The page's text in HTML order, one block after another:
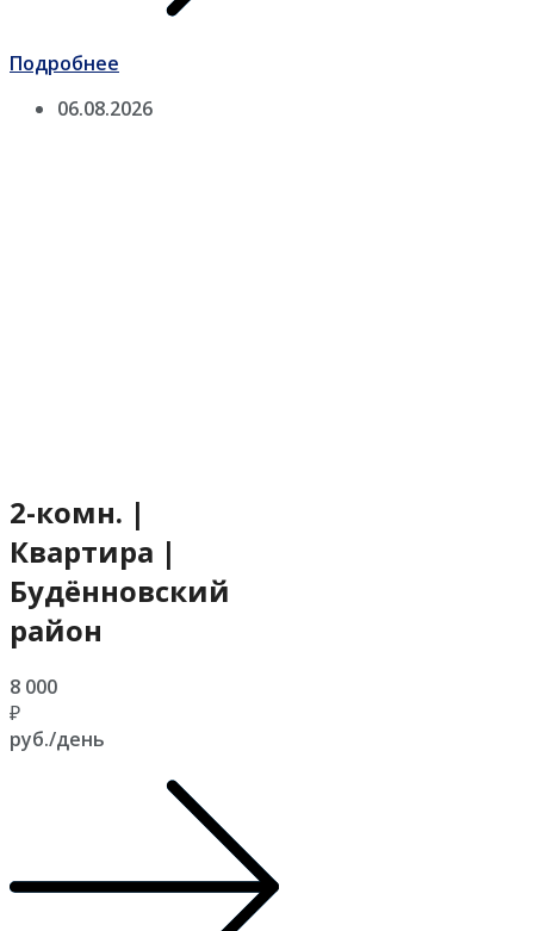
Подробнее
06.08.2026
2-комн. |
Квартира |
Будённовский
район
8 000
₽
руб./день